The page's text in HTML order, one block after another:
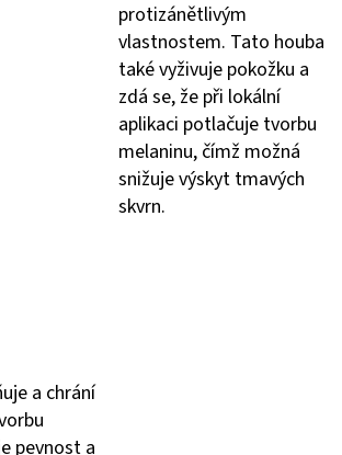
protizánětlivým
vlastnostem. Tato houba
také vyživuje pokožku a
zdá se, že při lokální
aplikaci potlačuje tvorbu
melaninu, čímž možná
snižuje výskyt tmavých
skvrn.
a chrání
pevnost a